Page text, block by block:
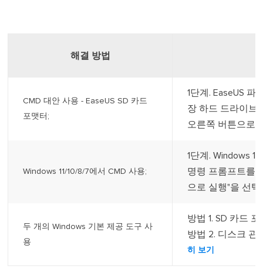
해결 방법
CMD 대안 사용 - EaseUS SD 카드
포맷터;
1단계. EaseUS
장 하드 드라이브/
오른쪽 버튼으로
Windows 11/10/8/7에서 CMD 사용;
1단계. Windows
명령 프롬프트를
으로 실행"을 선택
두 개의 Windows 기본 제공 도구 사
용
방법 1. SD 카드 포
방법 2. 디스크 관
히 보기